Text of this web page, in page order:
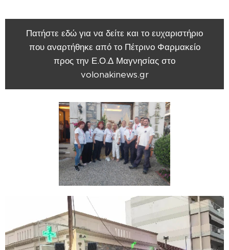
Πατήστε εδώ για να δείτε και το ευχαριστήριο
που αναρτήθηκε από το Πέτρινο Φαρμακείο
προς την Ε.Ο.Δ Μαγνησίας στο
volonakinews.gr